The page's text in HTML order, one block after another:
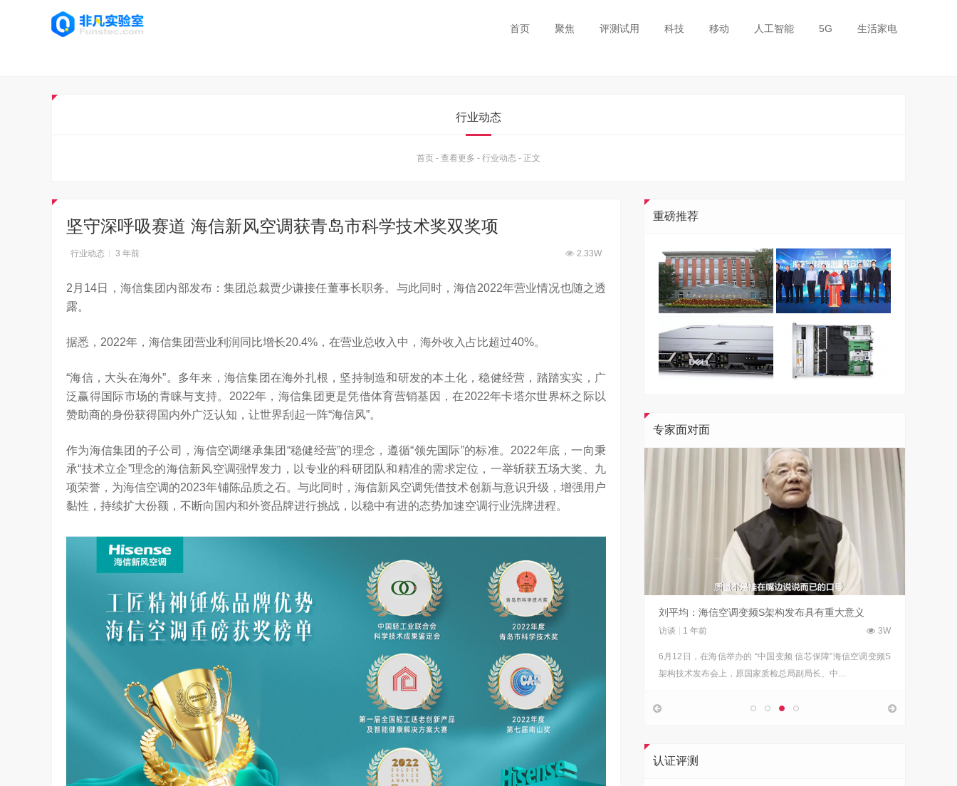
首页 聚焦 评测试用 科技 移动 人工智能 5G 生活家电
行业动态
首页 - 查看更多 - 行业动态 - 正文
坚守深呼吸赛道 海信新风空调获青岛市科学技术奖双奖项
行业动态 3 年前 2.33W
2月14日，海信集团内部发布：集团总裁贾少谦接任董事长职务。与此同时，海信2022年营业情况也随之透
露。
据悉，2022年，海信集团营业利润同比增长20.4%，在营业总收入中，海外收入占比超过40%。
“海信，大头在海外”。多年来，海信集团在海外扎根，坚持制造和研发的本土化，稳健经营，踏踏实实，广
泛赢得国际市场的青睐与支持。2022年，海信集团更是凭借体育营销基因，在2022年卡塔尔世界杯之际以
赞助商的身份获得国内外广泛认知，让世界刮起一阵“海信风”。
作为海信集团的子公司，海信空调继承集团“稳健经营”的理念，遵循“领先国际”的标准。2022年底，一向秉
承“技术立企”理念的海信新风空调强悍发力，以专业的科研团队和精准的需求定位，一举斩获五场大奖、九
项荣誉，为海信空调的2023年铺陈品质之石。与此同时，海信新风空调凭借技术创新与意识升级，增强用户
黏性，持续扩大份额，不断向国内和外资品牌进行挑战，以稳中有进的态势加速空调行业洗牌进程。
重磅推荐
专家面对面
3.23W
体现了海信在变频技术上
访谈 5 天前
上，分享了他对…
对话AI创作者 vivo X Fold系列深度绑定AI长赛道
访谈 2 月前
2026年，AI Agent正在完成从“问答工具”到“任务助手”的重要
进化。当技术实现从“能听会给答案”…
刘平均：海信空调变频S架构发布具有重大意义
访谈 1 年前 3W
6月12日，在海信举办的 “中国变频 信芯保障”海信空调变频S
架构技术发布会上，原国家质检总局副局长、中…
认证评测